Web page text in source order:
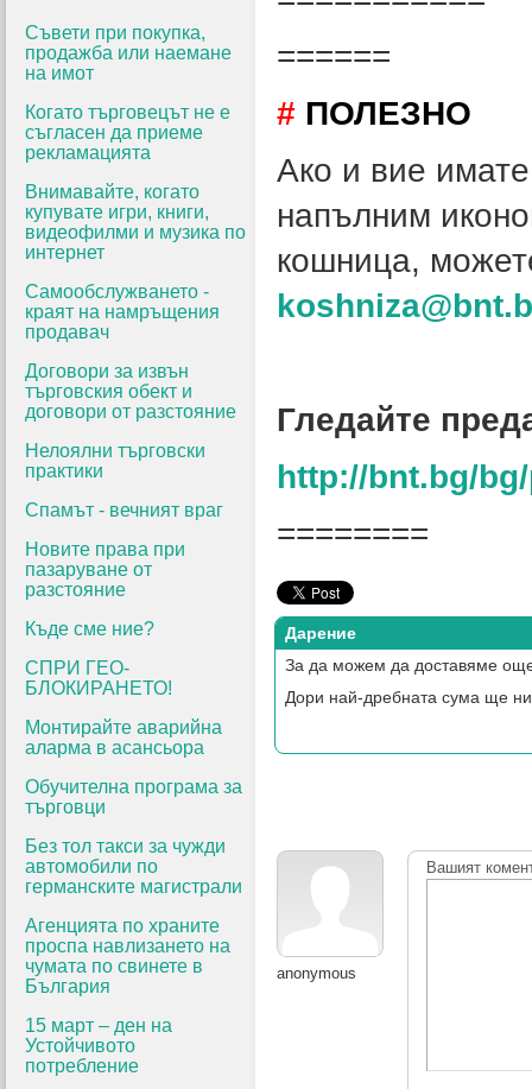
Съвети при покупка,
продажба или наемане
на имот
Когато търговецът не е
съгласен да приеме
рекламацията
Внимавайте, когато
купувате игри, книги,
видеофилми и музика по
интернет
Самообслужването -
краят на намръщения
продавач
Договори за извън
търговския обект и
договори от разстояние
Нелоялни търговски
практики
Спамът - вечният враг
Новите права при
пазаруване от
разстояние
Къде сме ние?
СПРИ ГЕО-
БЛОКИРАНЕТО!
Монтирайте аварийна
аларма в асансьора
Обучителна програма за
търговци
Без тол такси за чужди
автомобили по
германските магистрали
Агенцията по храните
проспа навлизането на
чумата по свинете в
България
15 март – ден на
Устойчивото
потребление
======
# ПОЛЕЗНО
Ако и вие
напълним
кошница,
Гледайте
http://bnt.bg/
========
Дарение
За да можем да доставяме
Дори най-дребната сума ще
anonymous
Вашият